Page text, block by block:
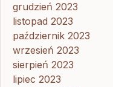
grudzień 2023
listopad 2023
październik 2023
wrzesień 2023
sierpień 2023
lipiec 2023